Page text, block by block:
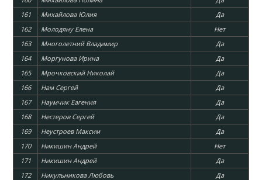
161
Михайлова Юлия
Да
162
Молодяну Елена
Нет
163
Многолетний Владимир
Да
164
Моргунова Ирина
Да
165
Мрочковский Николай
Да
166
Нам Сергей
Да
167
Наумчик Еагения
Да
168
Нестеров Сергей
Да
169
Неустроев Максим
Да
170
Никишин Андрей
Нет
171
Никишин Андрей
Да
172
Никульникова Любовь
Да